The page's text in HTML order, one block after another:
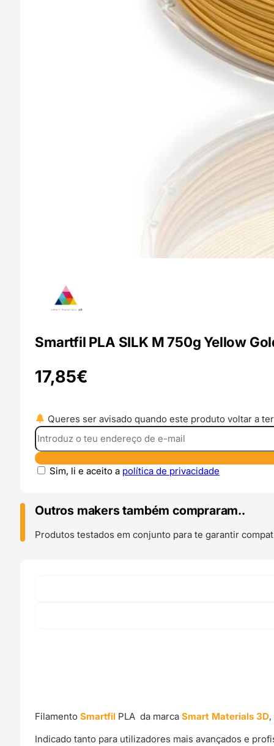
Smartfil PLA SILK M 750g Yellow
17,85€
Queres ser avisado quando este produto voltar a
Sim, li e aceito a política de privacidade
Outros makers também compraram..
Produtos testados em conjunto para te garantir
FilamentoSmartfil PLA da marcaSmart Materials 3D
Indicado tanto para utilizadores mais avançados e